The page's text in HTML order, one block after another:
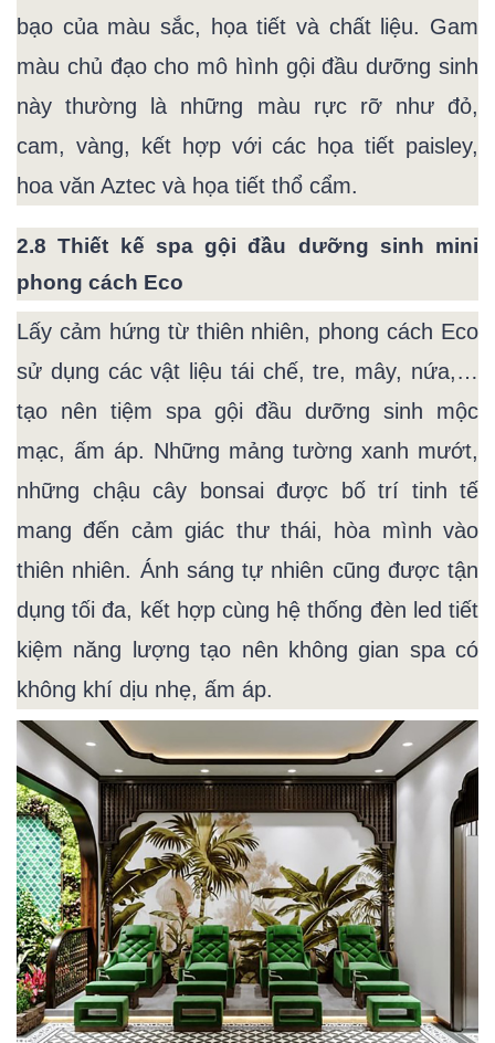
bạo của màu sắc, họa tiết và chất liệu. Gam
màu chủ đạo cho mô hình gội đầu dưỡng sinh
này thường là những màu rực rỡ như đỏ,
cam, vàng, kết hợp với các họa tiết paisley,
hoa văn Aztec và họa tiết thổ cẩm.
2.8 Thiết kế spa gội đầu dưỡng sinh mini
phong cách Eco
Lấy cảm hứng từ thiên nhiên, phong cách Eco
sử dụng các vật liệu tái chế, tre, mây, nứa,…
tạo nên tiệm spa gội đầu dưỡng sinh mộc
mạc, ấm áp. Những mảng tường xanh mướt,
những chậu cây bonsai được bố trí tinh tế
mang đến cảm giác thư thái, hòa mình vào
thiên nhiên. Ánh sáng tự nhiên cũng được tận
dụng tối đa, kết hợp cùng hệ thống đèn led tiết
kiệm năng lượng tạo nên không gian spa có
không khí dịu nhẹ, ấm áp.